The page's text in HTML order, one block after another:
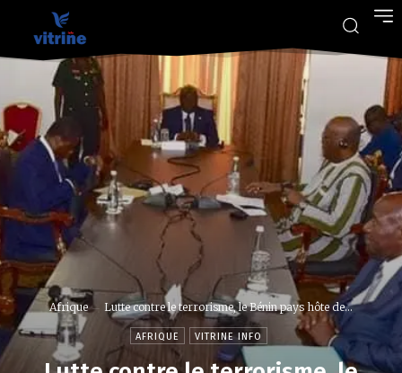
Afrique Lutte contre le terrorisme, le Bénin pays hôte de...
AFRIQUE VITRINE INFO